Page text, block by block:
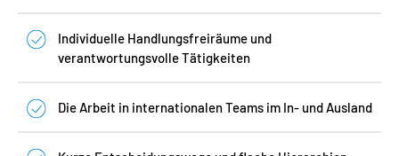
Individuelle Handlungsfreiräume und
verantwortungsvolle Tätigkeiten
Die Arbeit in internationalen Teams im In- und Ausland